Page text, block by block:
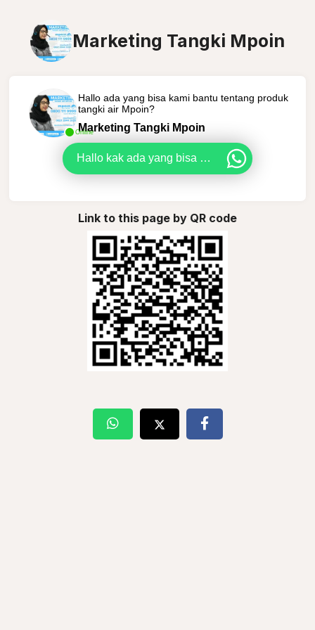
Marketing Tangki Mpoin
Online
Hallo ada yang bisa kami bantu tentang produk
tangki air Mpoin?
Marketing Tangki Mpoin
Hallo kak ada yang bisa kami bantu tentang produk tangki air Mpoin?
Link to this page by QR code